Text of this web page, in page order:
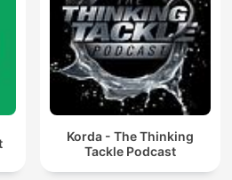
Korda - The Thinking
Tackle Podcast